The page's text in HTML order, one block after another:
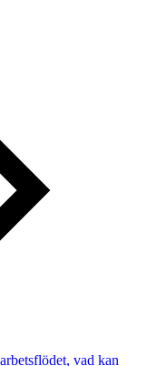
vad kan